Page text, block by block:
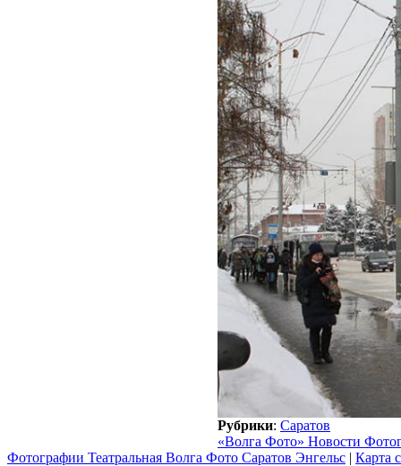
Рубрики: Саратов
«Волга Фото» Новости
Фотографии Театральная Волга Фото Саратов Энгельс | Карта